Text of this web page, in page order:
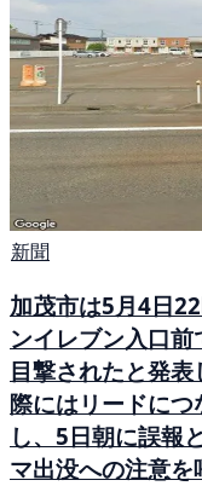
新聞
加茂市は5月4日
ンイレブン入口
目撃されたと発
際にはリードに
し、5日朝に誤報
マ出没への注意を